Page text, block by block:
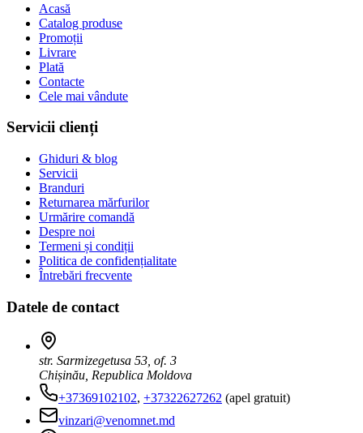
Acasă
Catalog produse
Promoții
Livrare
Plată
Contacte
Cele mai vândute
Servicii clienți
Ghiduri & blog
Servicii
Branduri
Returnarea mărfurilor
Urmărire comandă
Despre noi
Termeni și condiții
Politica de confidențialitate
Întrebări frecvente
Datele de contact
str. Sarmizegetusa 53, of. 3
Chișinău, Republica Moldova
+37369102102, +37322627262 (apel gratuit)
vinzari@venomnet.md